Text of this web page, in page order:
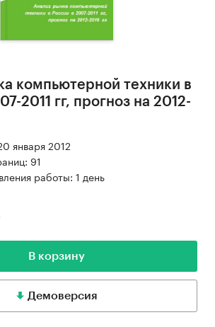
компьютерной техники в
2011 гг, прогноз на 2012-
января 2012
91
работы: 1 день
В корзину
Демоверсия